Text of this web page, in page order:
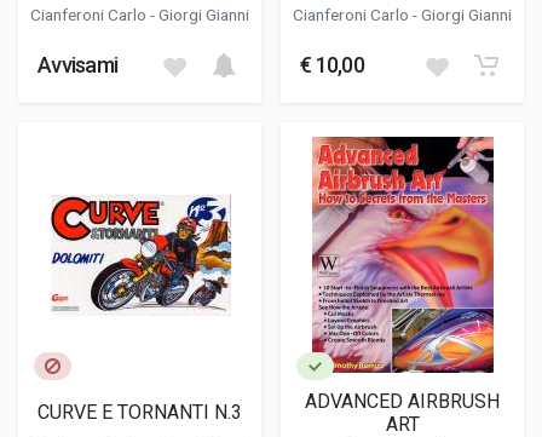
Cianferoni Carlo -Giorgi Gianni
Avvisami
Cianferoni Carlo -Giorgi Gianni
€ 10,00
CURVE E TORNANTI N.3
ADVANCED AIRBRUSH
ART